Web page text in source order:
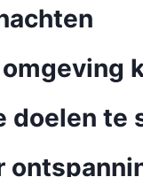
doelen te